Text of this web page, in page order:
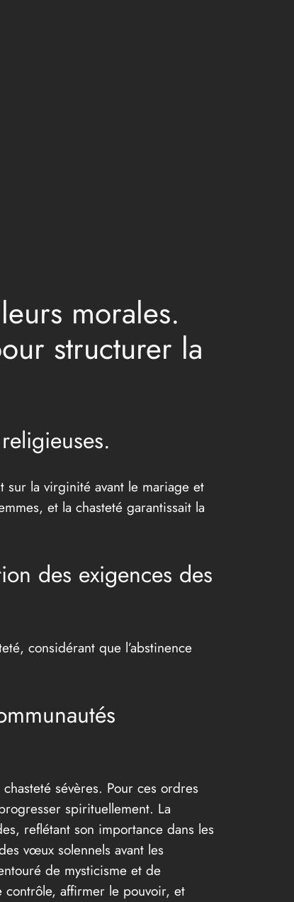
morales.
structurer la
sur la virginité avant le mariage et
et la chasteté garantissait la
des exigences des
considérant que l’abstinence
sévères. Pour ces ordres
spirituellement. La
reflétant son importance dans les
vœux solennels avant les
de mysticisme et de
contrôle, affirmer le pouvoir, et